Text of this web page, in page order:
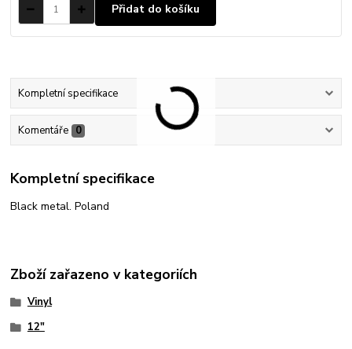
Přidat do košíku
Kompletní specifikace
Komentáře 0
Kompletní specifikace
Black metal. Poland
Zboží zařazeno v kategoriích
Vinyl
12"